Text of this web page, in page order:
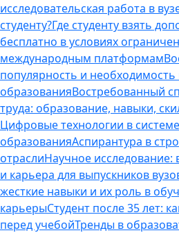
исследовательская работа в
студенту?Где студенту взять
бесплатно в условиях
международным платформам
популярность и
образованияВостребованный
труда: образование, навыки,
Цифровые технологии в системе
образованияАспирантура в
отраслиНаучное исследование:
и карьера для выпускников
жесткие навыки и их роль в
карьерыСтудент после 35 лет:
перед учебойТренды в